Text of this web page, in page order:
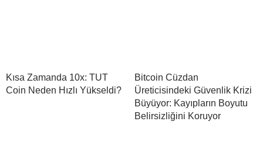
Kısa Zamanda 10x: TUT
Coin Neden Hızlı Yükseldi?
Bitcoin Cüzdan
Üreticisindeki Güvenlik Krizi
Büyüyor: Kayıpların Boyutu
Belirsizliğini Koruyor